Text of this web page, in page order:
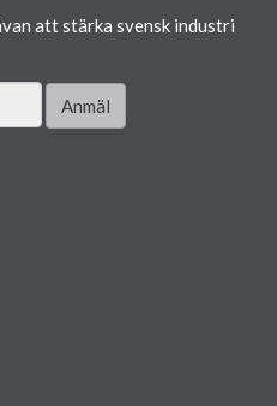
att stärka svensk industri
Anmäl